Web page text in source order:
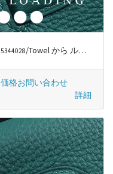
5344028/Towel から ルイヴィトン/LOUIS VUITTON
価格お問い合わせ
詳細